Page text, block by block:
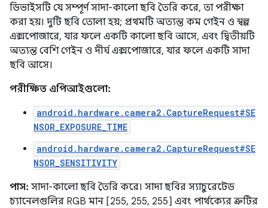
ডিভাইসটি যে সম্পূর্ণ সাদা-কালো ছবি তৈরি করে, তা পরীক্ষা
করা হয়। দুটি ছবি তোলা হয়; প্রথমটি অত্যন্ত কম গেইন ও স্বল্প
এক্সপোজারে, যার ফলে একটি কালো ছবি আসে, এবং দ্বিতীয়টি
অত্যন্ত বেশি গেইন ও দীর্ঘ এক্সপোজারে, যার ফলে একটি সাদা
ছবি আসে।
পরীক্ষিত এপিআইগুলো:
android.hardware.camera2.CaptureRequest#SE
NSOR_EXPOSURE_TIME
android.hardware.camera2.CaptureRequest#SE
NSOR_SENSITIVITY
পাস: সাদা-কালো ছবি তৈরি করে। সাদা ছবির স্যাচুরেটেড
চ্যানেলগুলির RGB মান [255, 255, 255] এবং পার্থক্যের ত্রুটির